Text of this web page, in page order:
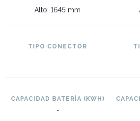
Alto: 1645 mm
TIPO CONECTOR
-
CAPACIDAD BATERÍA (KWH)
-